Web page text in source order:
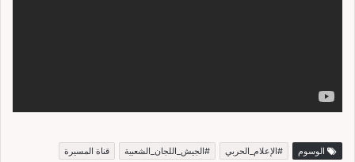
الوسوم #الإعلام_الحربي #الجيش_اللجان_الشعبية قناة المسيرة